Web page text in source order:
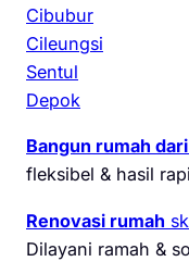
Cibubur
Cileungsi
Sentul
Depok
Bangun rumah
fleksibel & hasil
Renovasi rumah
Dilayani ramah &